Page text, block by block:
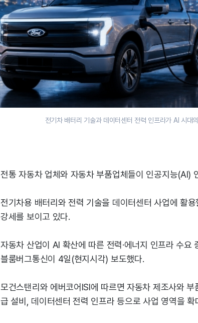
전기차 배터리 기술과 데이터센터 전력 인프라가 AI 시
전통 자동차 업체와 자동차 부품업체들이 인공지능(AI)
전기차용 배터리와 전력 기술을 데이터센터 사업에 활
강세를 보이고 있다.
자동차 산업이 AI 확산에 따른 전력·에너지 인프라 수
블룸버그통신이 4일(현지시각) 보도했다.
모건스탠리와 에버코어ISI에 따르면 자동차 제조사와
급 설비, 데이터센터 전력 인프라 등으로 사업 영역을